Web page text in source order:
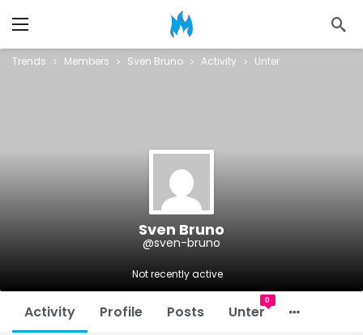
Trends Members Sven Bruno Activity Unter
Sven Bruno
@sven-bruno
Not recently active
Activity Profile Posts Unter
0